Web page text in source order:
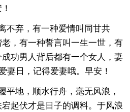
不弃，有一种爱情叫同甘共
，有一种誓言叫一生一世，有
功男人背后都有一个女人，妻
妻日，记得爱妻哦。早安！
平地，顺水行舟，毫无风浪，
起伏才是日子的调料。于风浪